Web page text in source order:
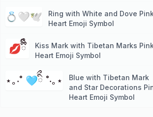
💍🤍🕊️
Ring with White and Dove Pink
Heart Emoji Symbol
💋ྀིྀི
Kiss Mark with Tibetan Marks Pink
Heart Emoji Symbol
⋆｡‧˚ 🩵ིྀ ˚‧｡⋆
Blue with Tibetan Mark
and Star Decorations
Heart Emoji Symbol